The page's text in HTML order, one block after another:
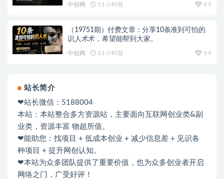
中创网 13 小时前 9.9
（19751期）付费文章：分享10条准到可怕的
识人术术，希望能帮到大家。
中创网 13 小时前 9.9
站长简介
❤站长微信：5188004
本站：本站整合多方资源站，主要面向互联网创业类&副
业类，资源丰富 物超所值。
❤能助您：找项目 + 低成本创业 + 减少信息差 + 见识各
种项目 + 提升网创认知。
❤本站为众多团队提供了重要价值，也为众多创业者开启
网络之门，广受好评！